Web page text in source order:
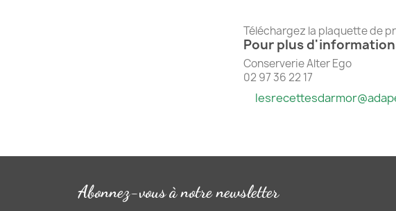
Téléchargez la plaquette de
Pour plus
Conserverie Alter Ego
02 97 36 22 17
Abonnez-vous à notre newsletter